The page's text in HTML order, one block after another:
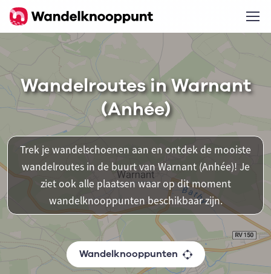
Wandelroutes in Warnant
(Anhée)
Trek je wandelschoenen aan en ontdek de mooiste
wandelroutes in de buurt van Warnant (Anhée)! Je
ziet ook alle plaatsen waar op dit moment
wandelknooppunten beschikbaar zijn.
Wandelknooppunten